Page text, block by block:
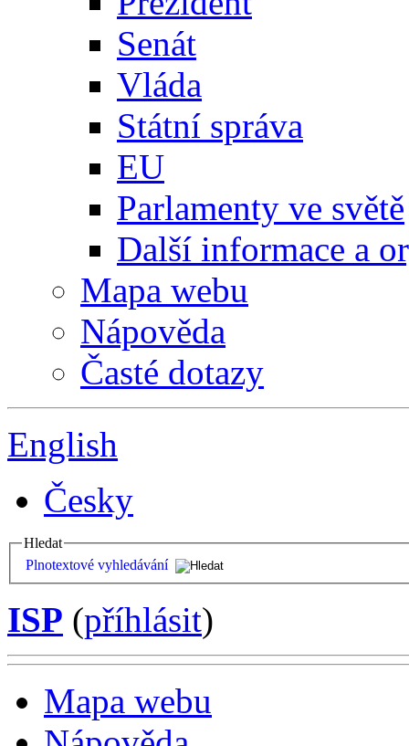
Senát
Vláda
Státní správa
EU
Parlamenty ve světě
Další informace a
Mapa webu
Nápověda
Časté dotazy
English
Česky
Hledat
Plnotextové vyhledávání
ISP (příhlásit)
Mapa webu